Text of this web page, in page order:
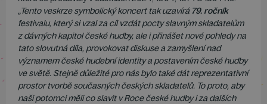
„Tento veskrze symbolický koncert tak uzavírá 79. ročník
festivalu, který si vzal za cíl vzdát pocty slavným skladatelům
z dávných kapitol české hudby, ale i přinášet nové pohledy na
tato slovutná díla, provokovat diskuse a zamyšlení nad
významem české hudební identity a postavením české hudby
ve světě. Stejně důležité pro nás bylo také dát reprezentativní
prostor tvorbě současných českých skladatelů. To proto, aby
naši potomci měli co slavit v Roce české hudby i za dalších